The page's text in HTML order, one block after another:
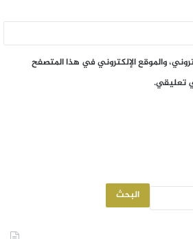
والموقع الإلكتروني في هذا المتصفح
تعليقي.
البحث